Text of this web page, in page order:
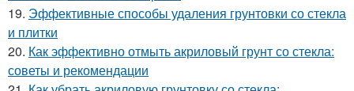
19. Эффективные способы удаления грунтовки со стекла
и плитки
20. Как эффективно отмыть акриловый грунт со стекла:
советы и рекомендации